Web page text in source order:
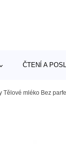
ČTENÍ A
Tělové mléko Bez